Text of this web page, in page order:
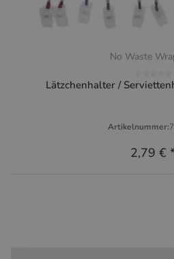
No Waste
Lätzchenhalter /
Artikelnummer:
2,79 €